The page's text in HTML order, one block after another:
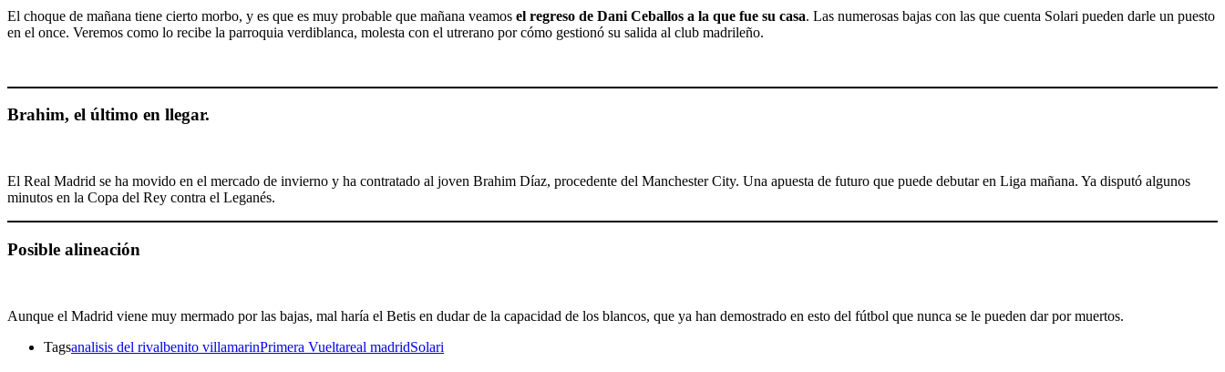
El choque de mañana tiene cierto morbo, y es que es muy probable que mañana veamos el regreso de Dani Ceballos a la que fue su casa. Las numerosas bajas con las que cuenta Solari pueden darle un puesto
en el once. Veremos como lo recibe la parroquia verdiblanca, molesta con el utrerano por cómo gestionó su salida al club madrileño.
Brahim, el último en llegar.
El Real Madrid se ha movido en el mercado de invierno y ha contratado al joven Brahim Díaz, procedente del Manchester City. Una apuesta de futuro que puede debutar en Liga mañana. Ya disputó algunos
minutos en la Copa del Rey contra el Leganés.
Posible alineación
Aunque el Madrid viene muy mermado por las bajas, mal haría el Betis en dudar de la capacidad de los blancos, que ya han demostrado en esto del fútbol que nunca se le pueden dar por muertos.
Tagsanalisis del rivalbenito villamarinPrimera Vueltareal madridSolari